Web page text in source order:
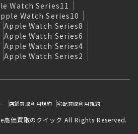
Watch Series11
Watch Series10
Apple Watch Series8
Apple Watch Series6
Apple Watch Series4
Apple Watch Series2
店舗買取利用規約 宅配買取利用規約
価買取のクイック All Rights Reserved.